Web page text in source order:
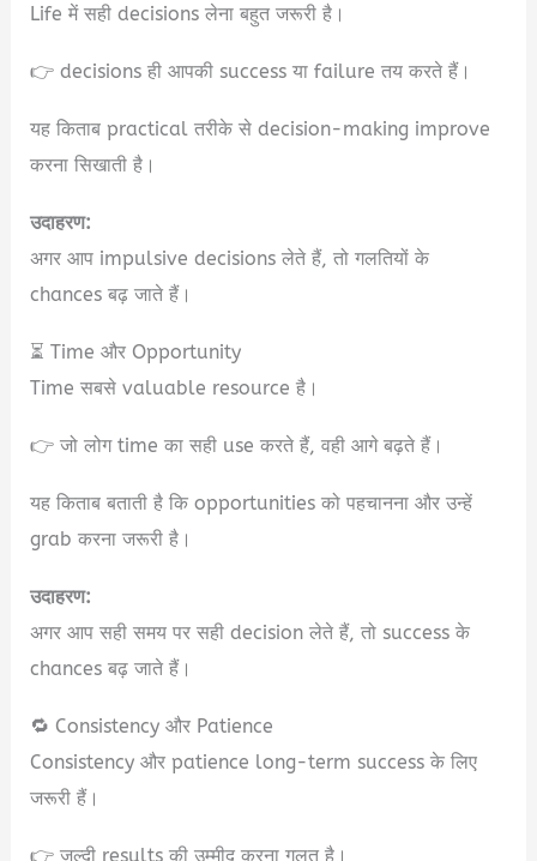
Life में सही decisions लेना बहुत जरूरी है।
👉 decisions ही आपकी success या failure तय करते हैं।
यह किताब practical तरीके से decision-making improve
करना सिखाती है।
उदाहरण:
अगर आप impulsive decisions लेते हैं, तो गलतियों के
chances बढ़ जाते हैं।
⏳ Time और Opportunity
Time सबसे valuable resource है।
👉 जो लोग time का सही use करते हैं, वही आगे बढ़ते हैं।
यह किताब बताती है कि opportunities को पहचानना और उन्हें
grab करना जरूरी है।
उदाहरण:
अगर आप सही समय पर सही decision लेते हैं, तो success के
chances बढ़ जाते हैं।
🔁 Consistency और Patience
Consistency और patience long-term success के लिए
जरूरी हैं।
👉 जल्दी results की उम्मीद करना गलत है।